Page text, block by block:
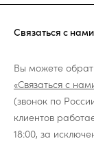
Связаться с нами
Вы можете
«Связаться с
(звонок по
клиентов
18:00, за